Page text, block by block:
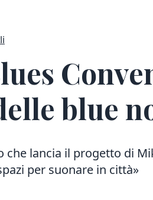
blue
che lancia il progetto di
per suonare in città»